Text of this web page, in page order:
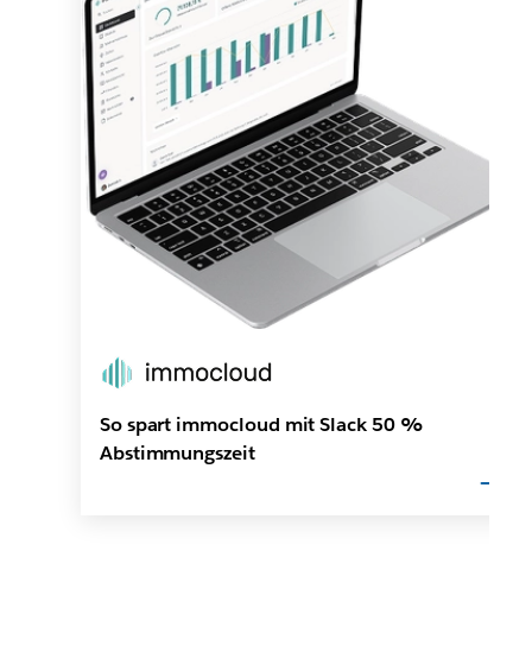
So spart immocloud mit Slack 50 %
Abstimmungszeit